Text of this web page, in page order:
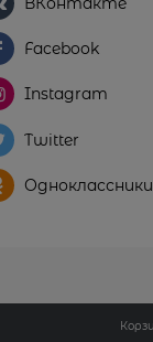
Facebook
Instagram
Twitter
Одноклассники